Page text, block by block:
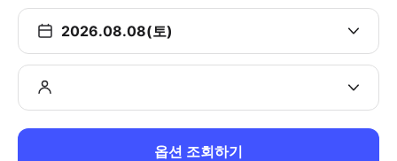
2026.08.08(토)
옵션 조회하기